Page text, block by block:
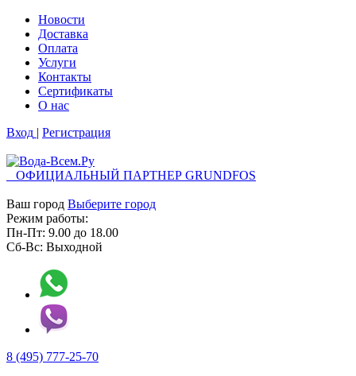
Новости
Доставка
Оплата
Услуги
Контакты
Cертификаты
О нас
Вход | Регистрация
ОФИЦИАЛЬНЫЙ ПАРТНЕР GRUNDFOS
Ваш город Выберите город
Режим работы:
Пн-Пт: 9.00 до 18.00
Сб-Вс: Выходной
8 (495) 777-25-70